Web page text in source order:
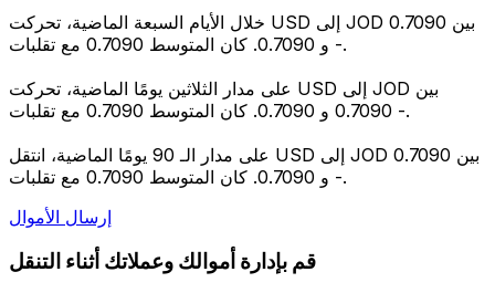
خلال الأيام السبعة الماضية، تحركت USD إلى JOD بين 0.7090
و 0.7090. كان المتوسط 0.7090 مع تقلبات -.
على مدار الثلاثين يومًا الماضية، تحركت USD إلى JOD بين
0.7090 و 0.7090. كان المتوسط 0.7090 مع تقلبات -.
على مدار الـ 90 يومًا الماضية، انتقل USD إلى JOD بين 0.7090
و 0.7090. كان المتوسط 0.7090 مع تقلبات -.
إرسال الأموال
قم بإدارة أموالك وعملاتك أثناء التنقل